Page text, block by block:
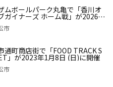
ムボールパーク丸亀で「香川オ
ガイナーズ ホーム戦」が2026年
日 (土)、24日 (日)に開催！
市
通町商店街で「FOOD TRACK S
」が2023年1月8日 (日)に開催
市